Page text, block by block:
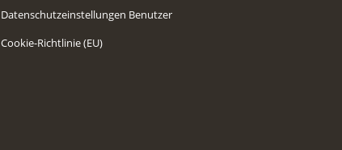
Datenschutzeinstellungen Benutzer
Cookie-Richtlinie (EU)